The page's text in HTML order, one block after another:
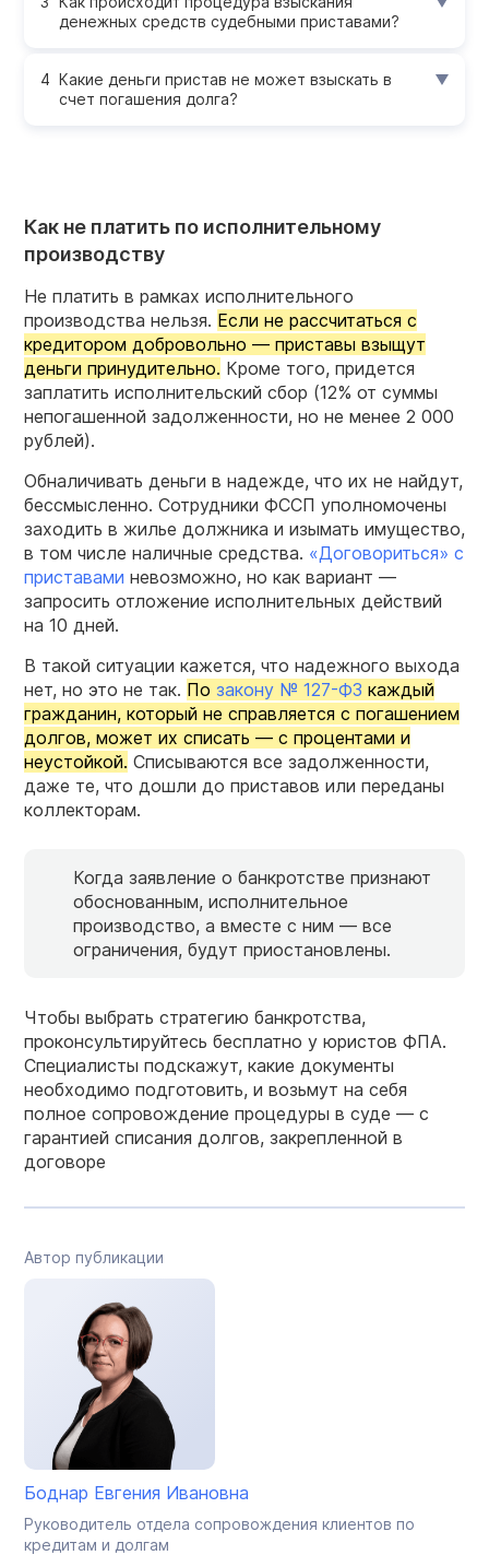
денежных средств судебными приставами?
Какие деньги пристав не может взыскать в
счет погашения долга?
Как не платить по исполнительному
производству
Не платить в рамках исполнительного
производства нельзя. Если не рассчитаться с
кредитором добровольно — приставы взыщут
деньги принудительно. Кроме того, придется
заплатить исполнительский сбор (12% от суммы
непогашенной задолженности, но не менее 2 000
рублей).
Обналичивать деньги в надежде, что их не найдут,
бессмысленно. Сотрудники ФССП уполномочены
заходить в жилье должника и изымать имущество,
в том числе наличные средства. «Договориться» с
приставами невозможно, но как вариант —
запросить отложение исполнительных действий
на 10 дней.
В такой ситуации кажется, что надежного выхода
нет, но это не так. По закону № 127-ФЗ каждый
гражданин, который не справляется с погашением
долгов, может их списать — с процентами и
неустойкой. Списываются все задолженности,
даже те, что дошли до приставов или переданы
коллекторам.
Когда заявление о банкротстве признают
обоснованным, исполнительное
производство, а вместе с ним — все
ограничения, будут приостановлены.
Чтобы выбрать стратегию банкротства,
проконсультируйтесь бесплатно у юристов ФПА.
Специалисты подскажут, какие документы
необходимо подготовить, и возьмут на себя
полное сопровождение процедуры в суде — с
гарантией списания долгов, закрепленной в
договоре
Автор публикации
Боднар Евгения Ивановна
Руководитель отдела сопровождения клиентов по
кредитам и долгам